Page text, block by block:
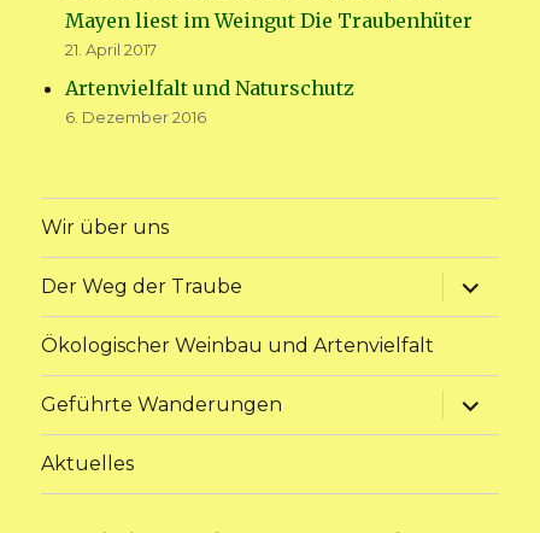
Mayen liest im Weingut Die Traubenhüter
21. April 2017
Artenvielfalt und Naturschutz
6. Dezember 2016
Wir über uns
Der Weg der Traube
Ökologischer Weinbau und Artenvielfalt
Geführte Wanderungen
Aktuelles